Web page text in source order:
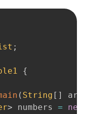
;
{
( String [ ]
args
> numbers =
new